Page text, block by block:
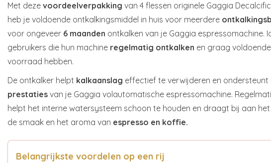
Met deze voordeelverpakking van 4 flessen originele Gaggia
heb je voldoende ontkalkingsmiddel in huis voor meerdere
voor ongeveer 6 maanden ontkalken van je Gaggia espressomachine.
gebruikers die hun machine regelmatig ontkalken en graag
voorraad hebben.
De ontkalker helpt kalkaanslag effectief te verwijderen en ondersteunt
prestaties van je Gaggia volautomatische espressomachine.
helpt het interne watersysteem schoon te houden en draagt bij aan het
de smaak en het aroma van espresso en koffie.
Belangrijkste voordelen op een rij